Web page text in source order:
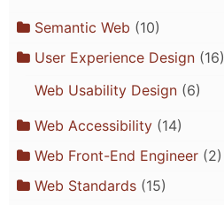
Semantic Web (10)
User Experience Design(16)
Web Usability Design(6)
Web Accessibility(14)
Web Front-End Engineer(2)
Web Standards(15)